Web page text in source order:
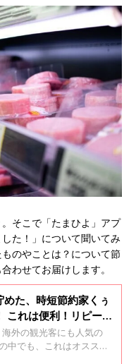
そこで「たまひよ」アプ
た！」について聞いてみ
のやことは？について節
わせてお届けします。
た、時短節約家くぅ
これは便利！リピート
100均ベストバイ」
外の観光客にも人気の
中でも、これはオスス